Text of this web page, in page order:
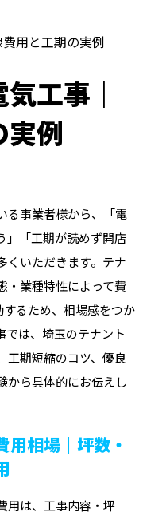
用と工期の実例
工事｜
実例
る事業者様から、「電
」「工期が読めず開店
くいただきます。テナ
・業種特性によって費
るため、相場感をつか
では、埼玉のテナント
工期短縮のコツ、優良
から具体的にお伝えし
相場｜坪数・
用は、工事内容・坪